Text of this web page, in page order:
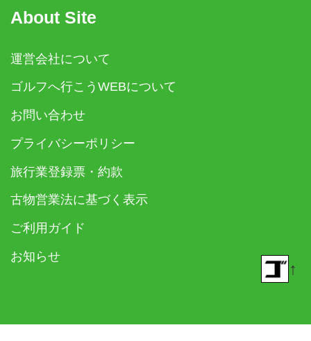
About Site
運営会社について
ゴルフへ行こうWEBについて
お問い合わせ
プライバシーポリシー
旅行業登録票・約款
古物営業法に基づく表示
ご利用ガイド
お知らせ
↑